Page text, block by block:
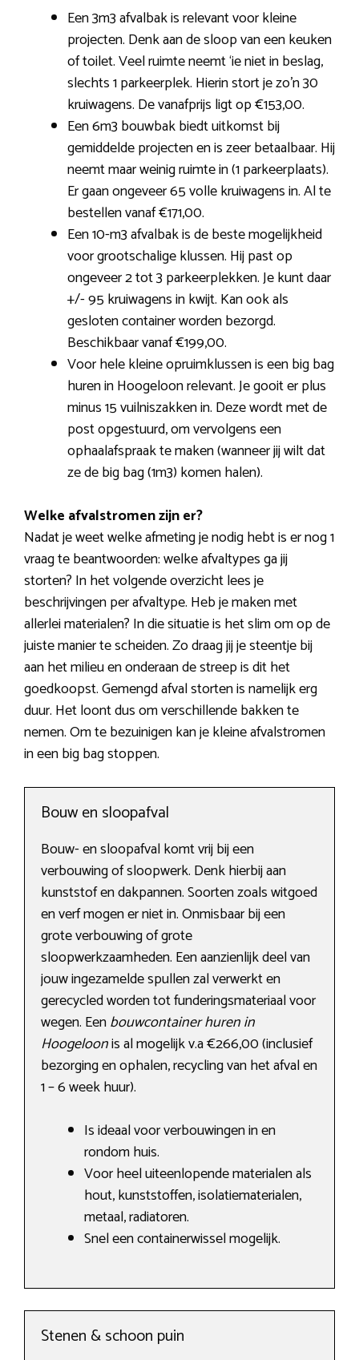
Een 3m3 afvalbak is relevant voor kleine
projecten. Denk aan de sloop van een keuken
of toilet. Veel ruimte neemt ‘ie niet in beslag,
slechts 1 parkeerplek. Hierin stort je zo’n 30
kruiwagens. De vanafprijs ligt op €153,00.
Een 6m3 bouwbak biedt uitkomst bij
gemiddelde projecten en is zeer betaalbaar. Hij
neemt maar weinig ruimte in (1 parkeerplaats).
Er gaan ongeveer 65 volle kruiwagens in. Al te
bestellen vanaf €171,00.
Een 10-m3 afvalbak is de beste mogelijkheid
voor grootschalige klussen. Hij past op
ongeveer 2 tot 3 parkeerplekken. Je kunt daar
+/- 95 kruiwagens in kwijt. Kan ook als
gesloten container worden bezorgd.
Beschikbaar vanaf €199,00.
Voor hele kleine opruimklussen is een big bag
huren in Hoogeloon relevant. Je gooit er plus
minus 15 vuilniszakken in. Deze wordt met de
post opgestuurd, om vervolgens een
ophaalafspraak te maken (wanneer jij wilt dat
ze de big bag (1m3) komen halen).
Welke afvalstromen zijn er?
Nadat je weet welke afmeting je nodig hebt is er nog 1
vraag te beantwoorden: welke afvaltypes ga jij
storten? In het volgende overzicht lees je
beschrijvingen per afvaltype. Heb je maken met
allerlei materialen? In die situatie is het slim om op de
juiste manier te scheiden. Zo draag jij je steentje bij
aan het milieu en onderaan de streep is dit het
goedkoopst. Gemengd afval storten is namelijk erg
duur. Het loont dus om verschillende bakken te
nemen. Om te bezuinigen kan je kleine afvalstromen
in een big bag stoppen.
Bouw en sloopafval
Bouw- en sloopafval komt vrij bij een
verbouwing of sloopwerk. Denk hierbij aan
kunststof en dakpannen. Soorten zoals witgoed
en verf mogen er niet in. Onmisbaar bij een
grote verbouwing of grote
sloopwerkzaamheden. Een aanzienlijk deel van
jouw ingezamelde spullen zal verwerkt en
gerecycled worden tot funderingsmateriaal voor
wegen. Eenbouwcontainer huren in
Hoogeloonis al mogelijk v.a €266,00 (inclusief
bezorging en ophalen, recycling van het afval en
1 – 6 week huur).
Is ideaal voor verbouwingen in en
rondom huis.
Voor heel uiteenlopende materialen als
hout, kunststoffen, isolatiematerialen,
metaal, radiatoren.
Snel een containerwissel mogelijk.
Stenen & schoon puin